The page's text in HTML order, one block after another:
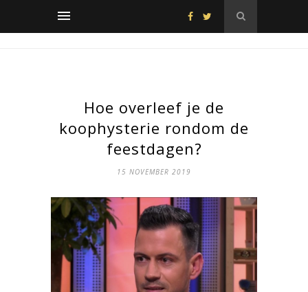
Hoe overleef je de
koophysterie rondom de
feestdagen?
15 NOVEMBER 2019